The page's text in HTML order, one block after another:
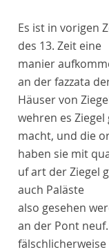
Es ist in vorigen
des 13. Zeit eine
manier
an derfazzata
Häuser von
wehren es Ziegel
macht, und die
haben sie mit
uf art der Ziegel
auch Paläste
also gesehen
an der Pont neuf.
fälschlicherweise